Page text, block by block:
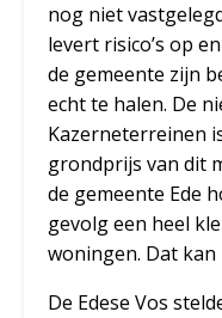
nog niet
levert risico’s op
de gemeente zijn
echt te halen. De
Kazerneterreinen
grondprijs van dit
de gemeente Ede
gevolg een heel
woningen. Dat
De Edese Vos